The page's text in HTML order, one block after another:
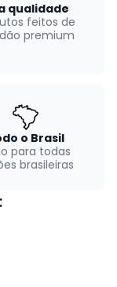
qualidade
feitos de
premium
o Brasil
para todas
brasileiras